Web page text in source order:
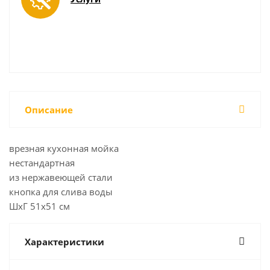
Описание
врезная кухонная мойка
нестандартная
из нержавеющей стали
кнопка для слива воды
ШхГ 51х51 см
Характеристики